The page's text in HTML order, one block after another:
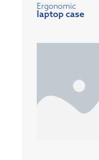
Ergonomic
laptop case